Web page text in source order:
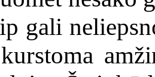
gali